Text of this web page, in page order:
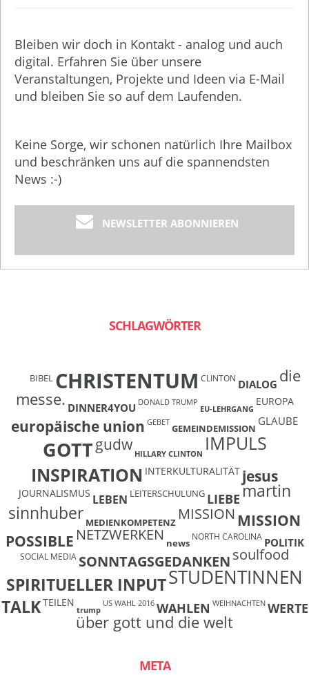
Bleiben wir doch in Kontakt - analog und auch
digital. Erfahren Sie über unsere
Veranstaltungen, Projekte und Ideen via E-Mail
und bleiben Sie so auf dem Laufenden.
Keine Sorge, wir schonen natürlich Ihre Mailbox
und beschränken uns auf die spannendsten
News :-)
NEWSLETTER ABONNIEREN
SCHLAGWÖRTER
BIBEL CHRISTENTUM CLINTON DIALOG die
messe. DINNER4YOU DONALD TRUMP
EU-LEHRGANG
EUROPA
europäische union GEBET GEMEINDEMISSION
GLAUBE
GOTTgudw HILLARY CLINTON IMPULS
INSPIRATION INTERKULTURALITÄT jesus
JOURNALISMUS LEBEN LEITERSCHULUNG LIEBEmartin
sinnhuber MEDIENKOMPETENZ MISSION MISSION
POSSIBLE NETZWERKEN news
NORTH CAROLINA POLITIK
SOCIAL MEDIA SONNTAGSGEDANKENsoulfood
SPIRITUELLER INPUTSTUDENTINNEN
TALKTEILEN
trump
US WAHL 2016 WAHLEN WEIHNACHTEN WERTE
über gott und die welt
META